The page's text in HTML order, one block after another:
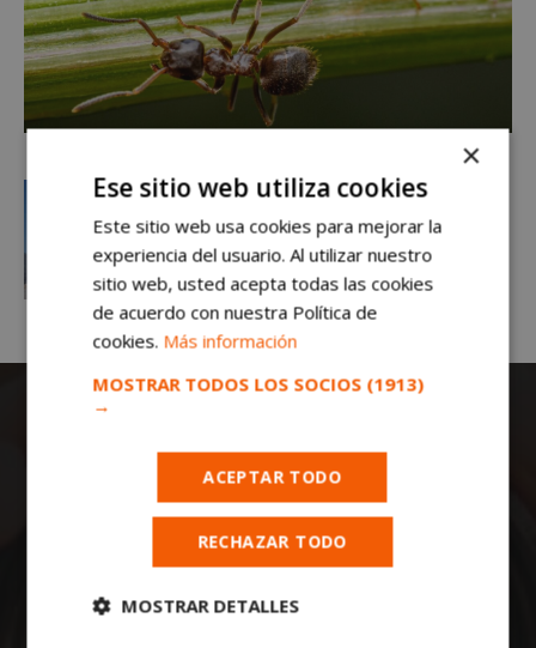
toda la actualidad, noticias, eventos, ocio y
×
Ese sitio web utiliza cookies
Este sitio web usa cookies para mejorar la
experiencia del usuario. Al utilizar nuestro
sitio web, usted acepta todas las cookies
de acuerdo con nuestra Política de
cookies. Más información
MOSTRAR TODOS LOS SOCIOS (1913)
→
ACEPTAR TODO
RECHAZAR TODO
MOSTRAR DETALLES